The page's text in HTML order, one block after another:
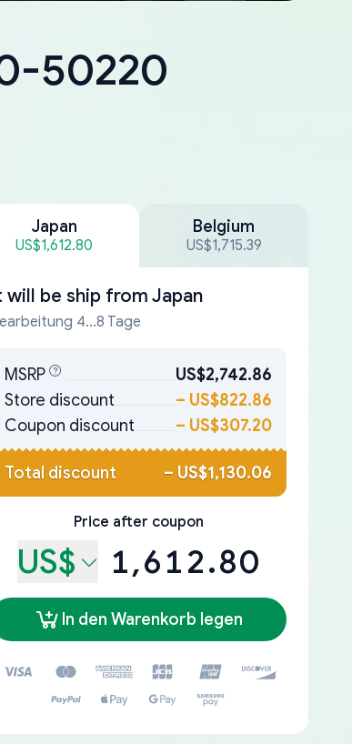
50220
Japan
US$1,612.80
Belgium
US$1,715.39
will be ship fromJapan
4...8 Tage
MSRP
US$2,742.86
Store discount
– US$822.86
Coupon discount
– US$307.20
Total discount – US$1,130.06
Price after coupon
US$ 1,612.80
In den Warenkorb legen